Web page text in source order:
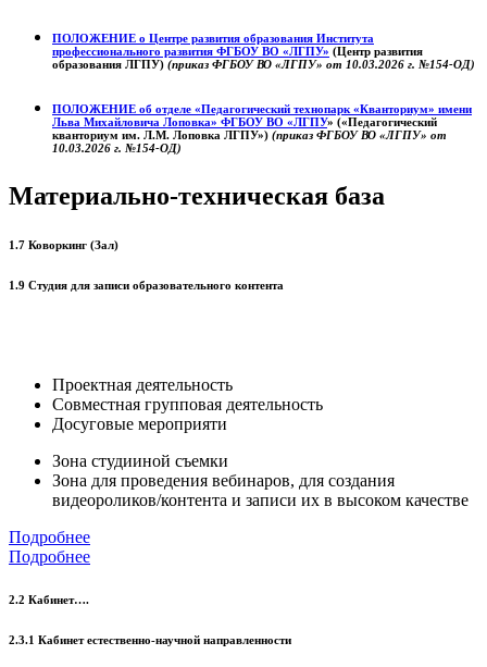
ПОЛОЖЕНИЕ о Центре развития образования Института
профессионального развития ФГБОУ ВО «ЛГПУ» (Центр развития
образования ЛГПУ) (приказ ФГБОУ ВО «ЛГПУ» от 10.03.2026 г. №154-ОД)
ПОЛОЖЕНИЕ об отделе «Педагогический технопарк «Кванториум» имени
Льва Михайловича Лоповка» ФГБОУ ВО «ЛГПУ» («Педагогический
кванториум им. Л.М. Лоповка ЛГПУ») (приказ ФГБОУ ВО «ЛГПУ» от
10.03.2026 г. №154-ОД)
Материально-техническая база
1.7 Коворкинг (Зал)
1.9 Студия для записи образовательного контента
Проектная деятельность
Совместная групповая деятельность
Досуговые мероприяти
Зона студииной съемки
Зона для проведения вебинаров, для создания
видеороликов/контента и записи их в высоком качестве
Подробнее
Подробнее
2.2 Кабинет….
2.3.1 Кабинет естественно-научной направленности